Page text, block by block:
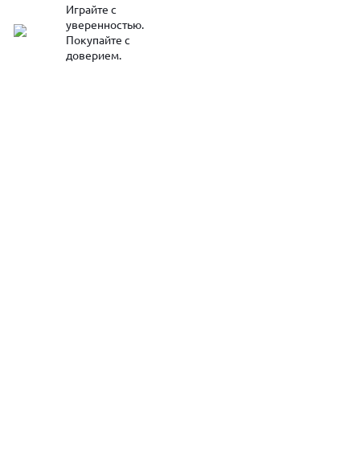
Играйте с
уверенностью.
Покупайте с
доверием.